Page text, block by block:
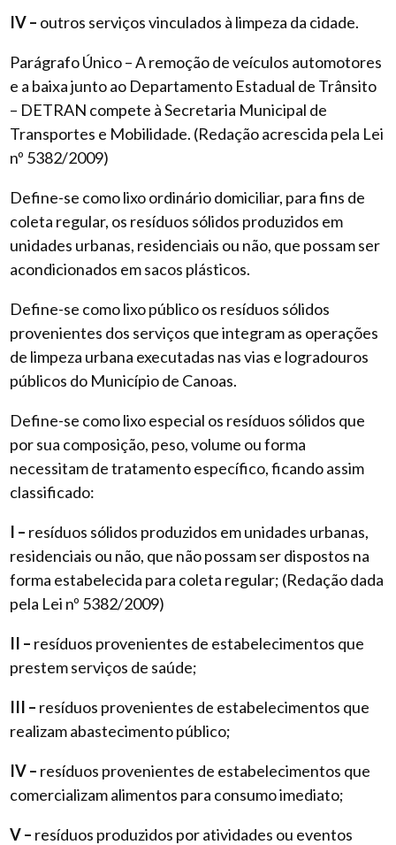
IV – outros serviços vinculados à limpeza da cidade.
Parágrafo Único – A remoção de veículos automotores
e a baixa junto ao Departamento Estadual de Trânsito
– DETRAN compete à Secretaria Municipal de
Transportes e Mobilidade. (Redação acrescida pela Lei
nº 5382/2009)
Define-se como lixo ordinário domiciliar, para fins de
coleta regular, os resíduos sólidos produzidos em
unidades urbanas, residenciais ou não, que possam ser
acondicionados em sacos plásticos.
Define-se como lixo público os resíduos sólidos
provenientes dos serviços que integram as operações
de limpeza urbana executadas nas vias e logradouros
públicos do Município de Canoas.
Define-se como lixo especial os resíduos sólidos que
por sua composição, peso, volume ou forma
necessitam de tratamento específico, ficando assim
classificado:
I – resíduos sólidos produzidos em unidades urbanas,
residenciais ou não, que não possam ser dispostos na
forma estabelecida para coleta regular; (Redação dada
pela Lei nº 5382/2009)
II – resíduos provenientes de estabelecimentos que
prestem serviços de saúde;
III – resíduos provenientes de estabelecimentos que
realizam abastecimento público;
IV – resíduos provenientes de estabelecimentos que
comercializam alimentos para consumo imediato;
V – resíduos produzidos por atividades ou eventos